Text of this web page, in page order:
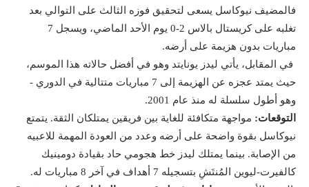
فالمضيف نيوكاسل يسعى لتحقيق فوزه الثالث على التوالي بعد
تغلبه على كريستال بالاس 2-0 يوم الأحد الماضي، ويسجل 7
مباريات بدون هزيمة على أرضه.
في المقابل، يأتي ليدز يونايتد وهو في أفضل حالاته هذا الموسم،
حيث يمتد عجزه عن الهزيمة إلى 7 مباريات متتالية في الدوري -
وهو أطول سلسلة له منذ عام 2001.
التوقعات: مواجهة متكافئة للغاية بين فريقين يمتلكان الثقة. يتمتع
نيوكاسل بقوة واضحة على أرضه وعدد من العودة المهمة للاعبيه
من الإصابة. بينما يمتلك ليدز خط هجومي حاد بقيادة دومينيك
كالفيرت-ليوين المُنتَشِ بتسجيله 7 أهداف في آخر 8 مباريات له.